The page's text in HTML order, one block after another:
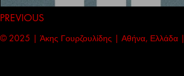
PREVIOUS
© 2025 | Άκης Γουρζουλίδης | Αθήνα, Ελλάδα |